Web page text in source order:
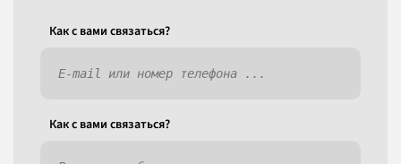
Как c вами связаться?
Как c вами связаться?